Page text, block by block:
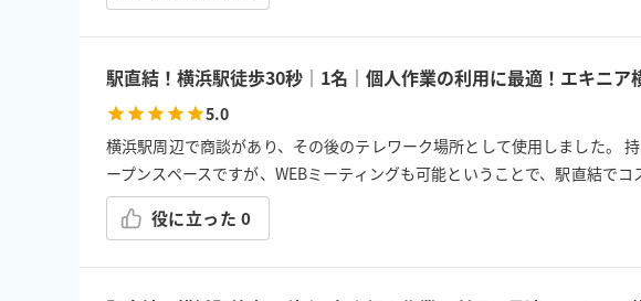
駅直結！横浜駅徒歩30秒｜1名｜個人作業の利用に最適！エキニ
5.0
横浜駅周辺で商談があり、その後のテレワーク場所として使用しました。
ープンスペースですが、WEBミーティングも可能ということで、駅直結でコ
役に立った 0